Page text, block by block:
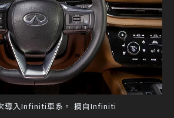
導入Infiniti車系。 摘自Infiniti